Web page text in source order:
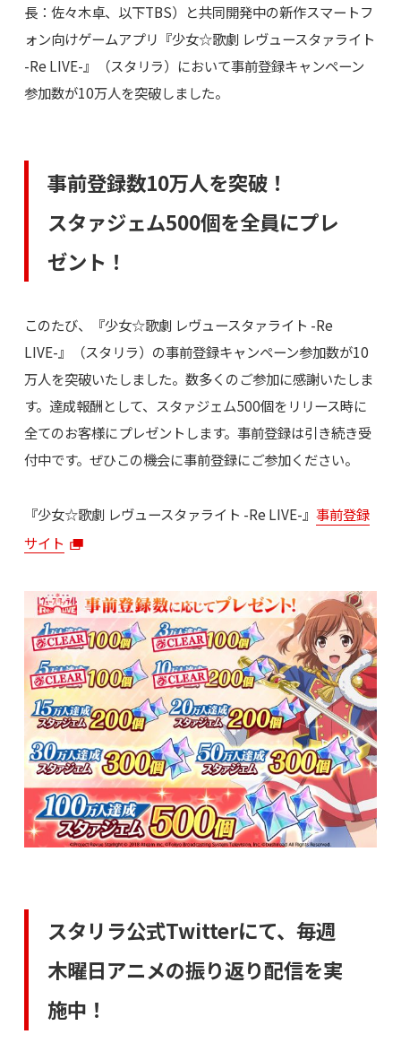
長：佐々木卓、以下TBS）と共同開発中の新作スマートフ
ォン向けゲームアプリ『少女☆歌劇 レヴュースタァライト
-Re LIVE-』（スタリラ）において事前登録キャンペーン
参加数が10万人を突破しました。
事前登録数10万人を突破！
スタァジェム500個を全員にプレ
ゼント！
このたび、『少女☆歌劇 レヴュースタァライト -Re
LIVE-』（スタリラ）の事前登録キャンペーン参加数が10
万人を突破いたしました。数多くのご参加に感謝いたしま
す。達成報酬として、スタァジェム500個をリリース時に
全てのお客様にプレゼントします。事前登録は引き続き受
付中です。ぜひこの機会に事前登録にご参加ください。
『少女☆歌劇 レヴュースタァライト -Re LIVE-』 事前登録
サイト
スタリラ公式Twitterにて、毎週
木曜日アニメの振り返り配信を実
施中！